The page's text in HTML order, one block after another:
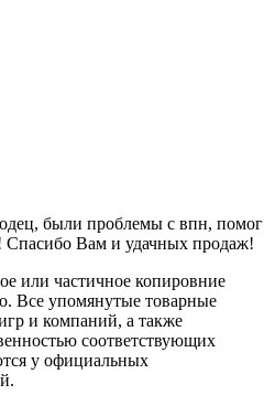
были проблемы с впн, помог
Спасибо Вам и удачных продаж!
или частичное копировние
Все упомянутые товарные
и компаний, а также
соответствующих
у официальных